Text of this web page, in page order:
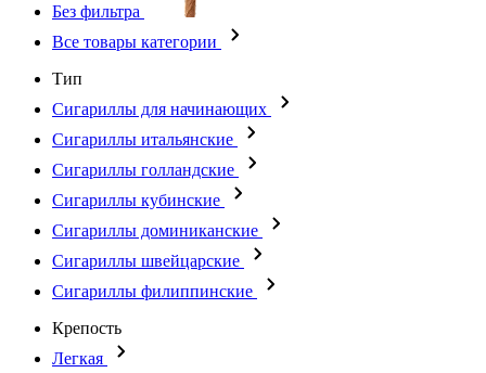
Без фильтра
Все товары категории
Тип
Сигариллы для начинающих
Сигариллы итальянские
Сигариллы голландские
Сигариллы кубинские
Сигариллы доминиканские
Сигариллы швейцарские
Сигариллы филиппинские
Крепость
Легкая